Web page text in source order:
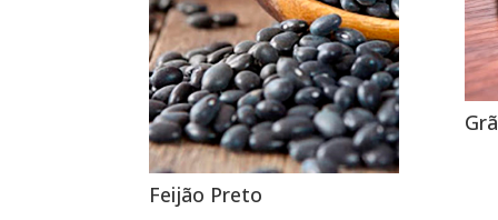
Feijão Preto